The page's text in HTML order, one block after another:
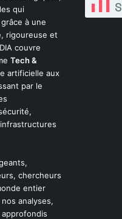
qui
à une
rigoureuse et
couvre
Tech &
artificielle aux
par le
chercheurs
entier
analyses,